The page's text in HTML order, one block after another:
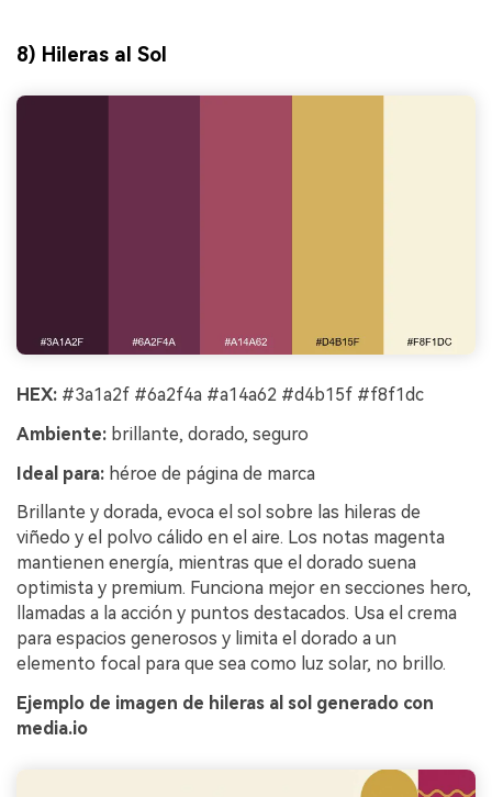
8) Hileras al Sol
HEX: #3a1a2f #6a2f4a #a14a62 #d4b15f #f8f1dc
Ambiente: brillante, dorado, seguro
Ideal para: héroe de página de marca
Brillante y dorada, evoca el sol sobre las hileras de
viñedo y el polvo cálido en el aire. Los notas magenta
mantienen energía, mientras que el dorado suena
optimista y premium. Funciona mejor en secciones hero,
llamadas a la acción y puntos destacados. Usa el crema
para espacios generosos y limita el dorado a un
elemento focal para que sea como luz solar, no brillo.
Ejemplo de imagen de hileras al sol generado con
media.io